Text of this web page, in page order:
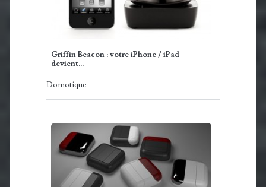
Griffin Beacon : votre iPhone / iPad
devient…
Domotique